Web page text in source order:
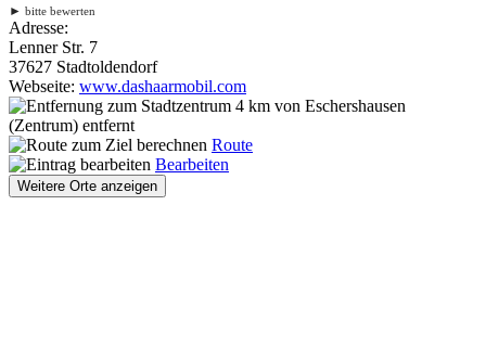
► bitte bewerten
Adresse:
Lenner Str. 7
37627 Stadtoldendorf
Webseite: www.dashaarmobil.com
4 km von Eschershausen
(Zentrum) entfernt
Route
Bearbeiten
Weitere Orte anzeigen